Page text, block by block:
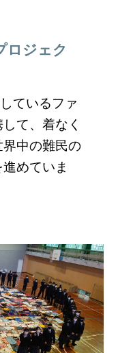
ロジェク
ているファ
て、着なく
中の難民の
めていま